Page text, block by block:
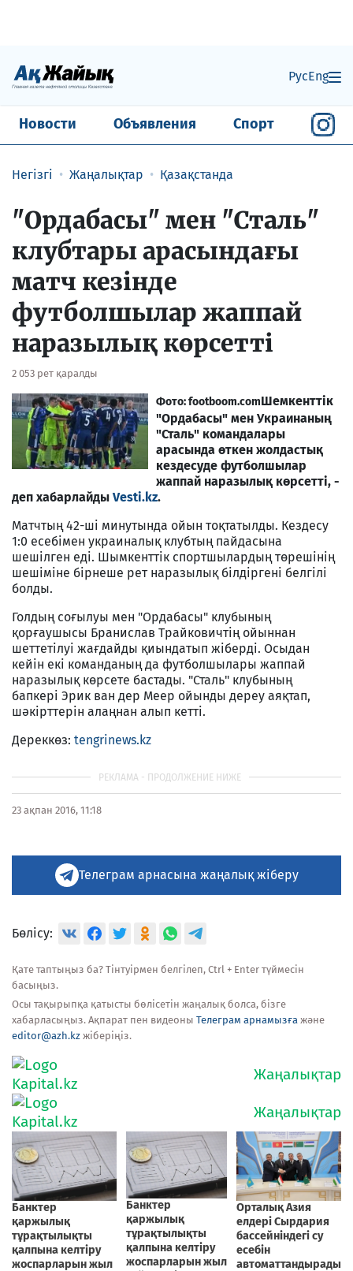
РусEng
Новости Объявления Спорт
Негізгі Жаңалықтар Қазақстанда
"Ордабасы" мен "Сталь"
клубтары арасындағы
матч кезінде
футболшылар жаппай
наразылық көрсетті
2 053 рет қаралды
Фото: footboom.comШемкенттік
"Ордабасы" мен Украинаның
"Сталь" командалары
арасында өткен жолдастық
кездесуде футболшылар
жаппай наразылық көрсетті, -
деп хабарлайды Vesti.kz.
Матчтың 42-ші минутында ойын тоқтатылды. Кездесу
1:0 есебімен украиналық клубтың пайдасына
шешілген еді. Шымкенттік спортшылардың төрешінің
шешіміне бірнеше рет наразылық білдіргені белгілі
болды.
Голдың соғылуы мен "Ордабасы" клубының
қорғаушысы Бранислав Трайковичтің ойыннан
шеттетілуі жағдайды қиындатып жіберді. Осыдан
кейін екі команданың да футболшылары жаппай
наразылық көрсете бастады. "Сталь" клубының
бапкері Эрик ван дер Меер ойынды дереу аяқтап,
шәкірттерін алаңнан алып кетті.
Дереккөз: tengrinews.kz
23 ақпан 2016, 11:18
Телеграм арнасына жаңалық жіберу
Бөлісу:
Қате таптыңыз ба? Тінтуірмен белгілеп, Ctrl + Enter түймесін
басыңыз.
Осы тақырыпқа қатысты бөлісетін жаңалық болса, бізге
хабарласыңыз. Ақпарат пен видеоны Телеграм арнамызға және
editor@azh.kz жіберіңіз.